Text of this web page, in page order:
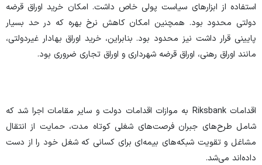
استفاده از ابزار‌های سیاست پولی خاص داشت. امکان خرید اوراق قرضه
دولتی محدود بود. همچنین امکان کاهش نرخ بهره که در حد بسیار
پایینی قرار داشت نیز محدود بود. بنابراین، خرید اوراق بهادار غیردولتی،
مانند اوراق رهنی، اوراق قرضه شهرداری و اوراق تجاری ضروری بود.
اقدامات Riksbank به موازات اقدامات دولت و سایر مقامات اجرا شد که
شامل طرح‌های جبران فرصت‌های شغلی کوتاه مدت، حمایت از انتقال
مشاغل و تقویت شبکه‌های بیمه‌ای برای کسانی که شغل خود را از دست
داده‌اند می‌شد.